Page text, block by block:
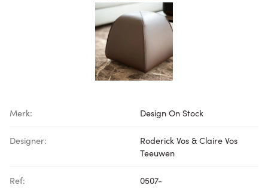
Merk: Design On Stock
Designer:
Roderick Vos & Claire Vos
Teeuwen
Ref: 0507-